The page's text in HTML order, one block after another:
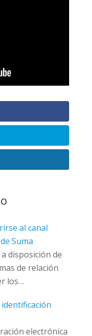
al canal
Suma
disposición de
de relación
los…
electrónica